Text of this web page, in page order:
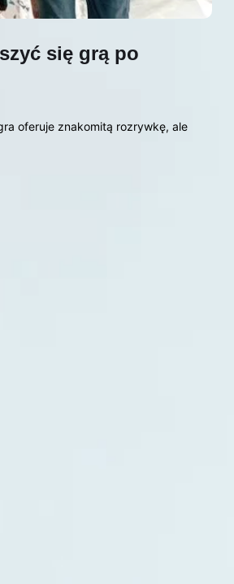
się grą po
oferuje znakomitą rozrywkę, ale